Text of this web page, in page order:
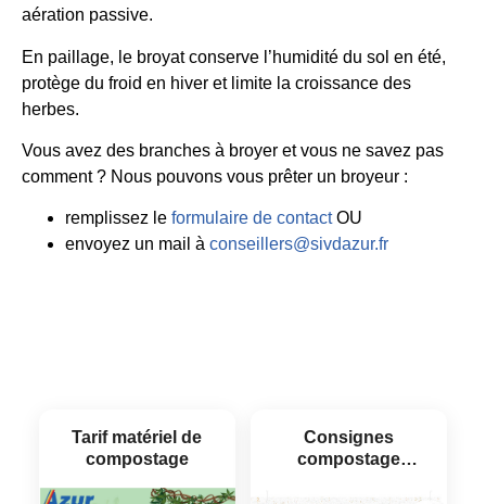
aération passive.
En paillage, le broyat conserve l’humidité du sol en été,
protège du froid en hiver et limite la croissance des
herbes.
Vous avez des branches à broyer et vous ne savez pas
comment ? Nous pouvons vous prêter un broyeur :
remplissez le formulaire de contactOU
envoyez un mail à conseillers@sivdazur.fr
Tarif matériel de
compostage
Consignes
compostage